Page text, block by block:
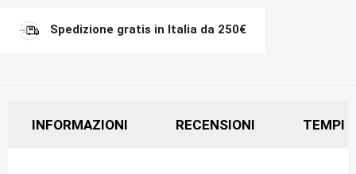
Spedizione gratis in Italia da 250€
INFORMAZIONI RECENSIONI TEMPI